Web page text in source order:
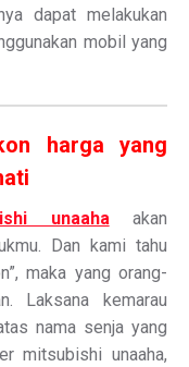
dapat melakukan
mobil yang
harga yang
unaahaakan
Dan kami tahu
maka yang orang-
Laksana kemarau
nama senja yang
mitsubishi unaaha,